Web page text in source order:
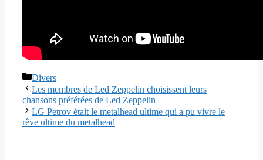
Catégories
Divers
Les membres de Led Zeppelin choisissent leurs
chansons préférées de Led Zeppelin
LG Petrov était le metalhead ultime qui a pu vivre le
rêve ultime du metalhead